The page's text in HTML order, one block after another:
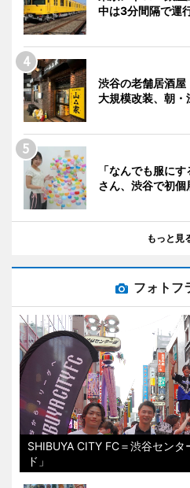
中は3分間隔で運
渋谷の老舗居酒
大規模改装、朝・
「なんでも服に
さん、渋谷で初個
もっと見
フォトフ
SHIBUYA CITY FC＝渋谷セン
ド」